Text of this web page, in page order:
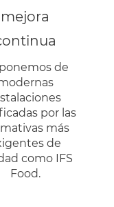
mejora
de
por las
más
de
como IFS
Food.